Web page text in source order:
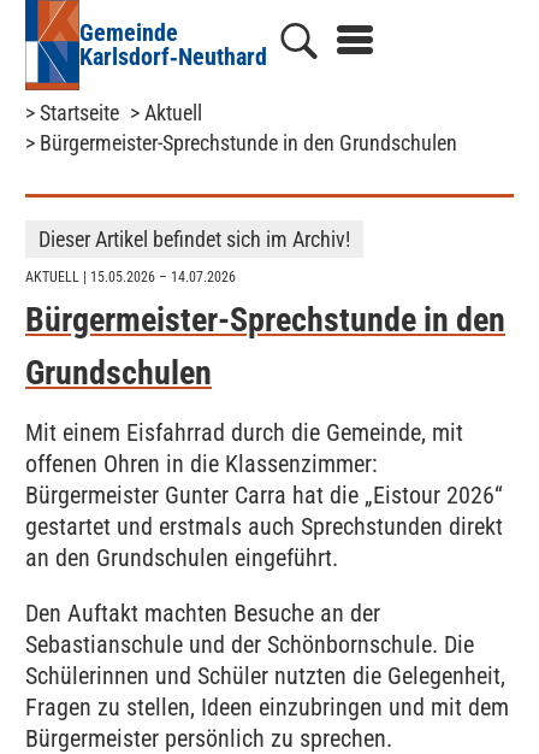
Gemeinde
Karlsdorf‑Neuthard
> Startseite > Aktuell
> Bürgermeister-Sprechstunde in den Grundschulen
Dieser Artikel befindet sich im Archiv!
AKTUELL | 15.05.2026 – 14.07.2026
Bürgermeister-Sprechstunde in den
Grundschulen
Mit einem Eisfahrrad durch die Gemeinde, mit
offenen Ohren in die Klassenzimmer:
Bürgermeister Gunter Carra hat die „Eistour 2026“
gestartet und erstmals auch Sprechstunden direkt
an den Grundschulen eingeführt.
Den Auftakt machten Besuche an der
Sebastianschule und der Schönbornschule. Die
Schülerinnen und Schüler nutzten die Gelegenheit,
Fragen zu stellen, Ideen einzubringen und mit dem
Bürgermeister persönlich zu sprechen.